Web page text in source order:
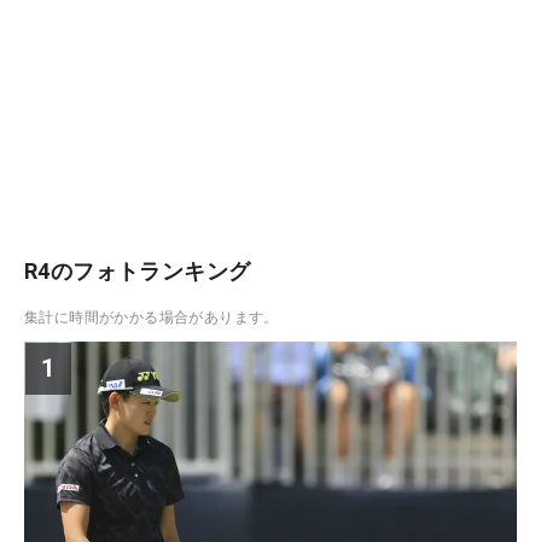
R4のフォトランキング
集計に時間がかかる場合があります。
1